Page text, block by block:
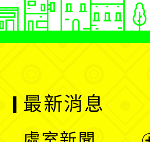
最新消息